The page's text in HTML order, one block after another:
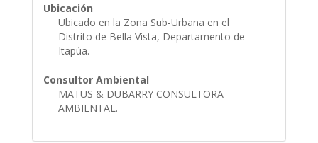
Ubicación
Ubicado en la Zona Sub-Urbana en el
Distrito de Bella Vista, Departamento de
Itapúa.
Consultor Ambiental
MATUS & DUBARRY CONSULTORA
AMBIENTAL.